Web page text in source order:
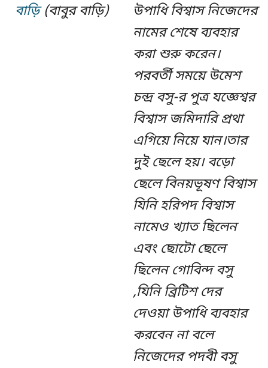
বাড়ি(বাবুর বাড়ি)
উপাধি বিশ্বাস নিজেদের
নামের শেষে ব্যবহার
করা শুরু করেন।
পরবর্তী সময়ে উমেশ
চন্দ্র বসু-র পুত্র যজ্ঞেশ্বর
বিশ্বাস জমিদারি প্রথা
এগিয়ে নিয়ে যান।তার
দুই ছেলে হয়। বড়ো
ছেলে বিনয়ভূষণ বিশ্বাস
যিনি হরিপদ বিশ্বাস
নামেও খ্যাত ছিলেন
এবং ছোটো ছেলে
ছিলেন গোবিন্দ বসু
,যিনি ব্রিটিশ দের
দেওয়া উপাধি ব্যবহার
করবেন না বলে
নিজেদের পদবী বসু